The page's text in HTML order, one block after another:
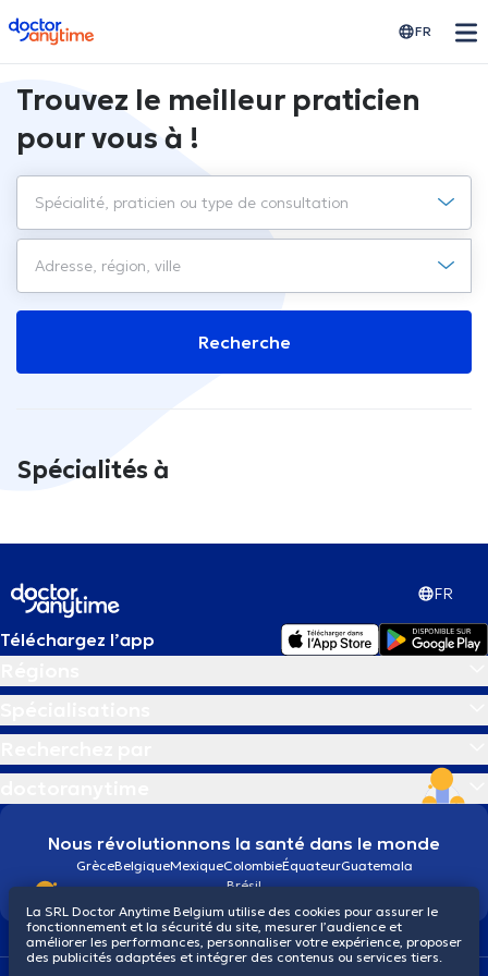
doctoranytime FR
Trouvez le meilleur praticien
pour vous à !
Recherche
Spécialités à
FR
Téléchargez l’app
Nous révolutionnons la santé dans le monde
GrèceBelgiqueMexiqueColombieÉquateurGuatemala
Brésil
La SRL Doctor Anytime Belgium utilise des cookies pour assurer le
fonctionnement et la sécurité du site, mesurer l’audience et
améliorer les performances, personnaliser votre expérience, proposer
des publicités adaptées et intégrer des contenus ou services tiers.